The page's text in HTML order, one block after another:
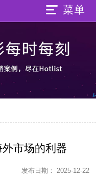
市场的利器
发布日期： 2025-12-22